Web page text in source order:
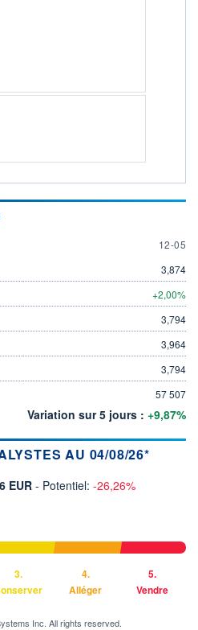
12 MAY
12-05
3,874
+2,00%
3,794
3,964
3,794
57 507
Variation sur 5 jours : +9,87%
AU 04/08/26*
EUR - Potentiel: -26,26%
3.
4.
Alléger
5.
Vendre
Inc. All rights reserved.